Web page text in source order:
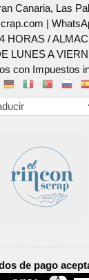
Canaria, Las
|
HORAS /
LUNES A
con Impuestos
de pago